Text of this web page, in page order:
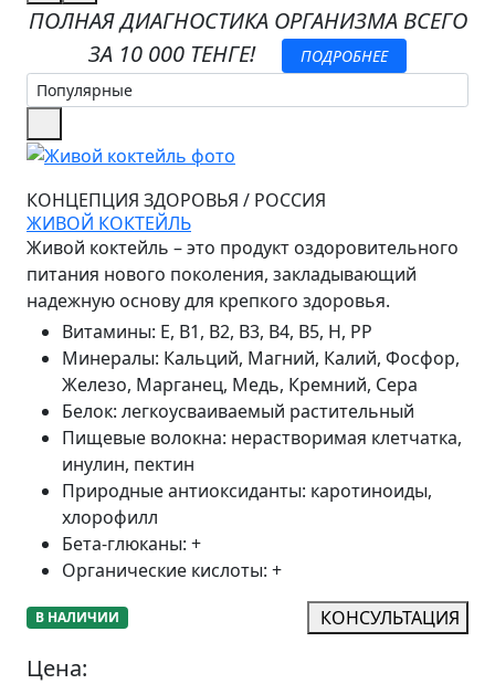
ПОЛНАЯ ДИАГНОСТИКА ОРГАНИЗМА ВСЕГО
ЗА 10 000 ТЕНГЕ!
ПОДРОБНЕЕ
КОНЦЕПЦИЯ ЗДОРОВЬЯ / РОССИЯ
ЖИВОЙ КОКТЕЙЛЬ
Живой коктейль – это продукт оздоровительного
питания нового поколения, закладывающий
надежную основу для крепкого здоровья.
Витамины: Е, В1, В2, В3, В4, В5, Н, РР
Минералы: Кальций, Магний, Калий, Фосфор,
Железо, Марганец, Медь, Кремний, Сера
Белок: легкоусваиваемый растительный
Пищевые волокна: нерастворимая клетчатка,
инулин, пектин
Природные антиоксиданты: каротиноиды,
хлорофилл
Бета-глюканы: +
Органические кислоты: +
В НАЛИЧИИ КОНСУЛЬТАЦИЯ
Цена: